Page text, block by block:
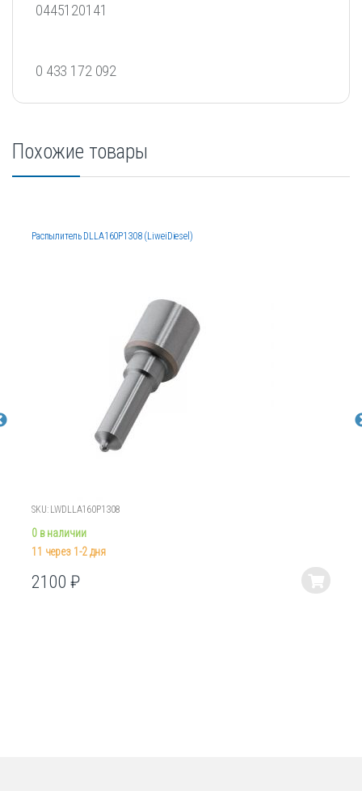
0445120141
0 433 172 092
Похожие товары
Распылитель DLLA160P1308 (LiweiDiesel)
SKU: LWDLLA160P1308
0 в наличии
11 через 1-2 дня
2100₽
Этот